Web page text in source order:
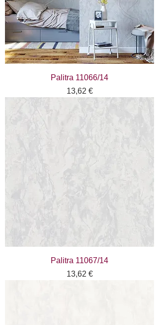
Palitra 11066/14
Цена
13,62 €
Palitra 11067/14
Цена
13,62 €